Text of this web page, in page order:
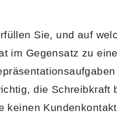
Sie, und auf
im Gegensatz zu
die
keinen